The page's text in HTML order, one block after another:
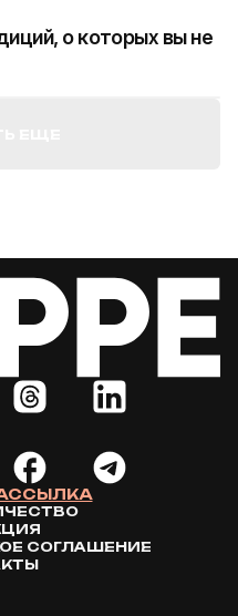
о которых вы не
СОГЛАШЕНИЕ